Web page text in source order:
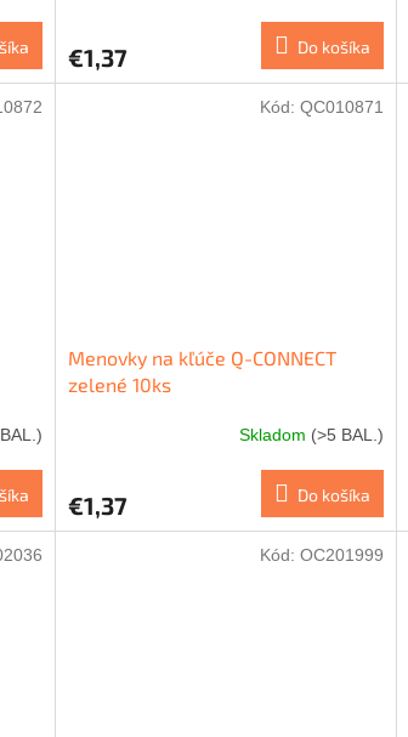
€1,37 Do košíka
Menovky na kľúče Q-CONNECT
zelené 10ks
Skladom (>5 BAL.)
€1,37 Do košíka
Kód: QC010871
Kód: OC201999